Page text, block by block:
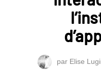
par Elise